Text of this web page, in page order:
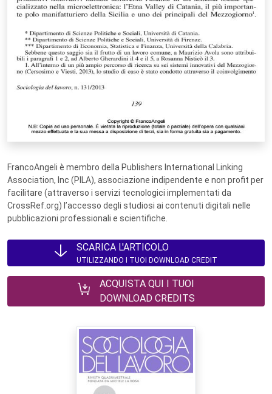
FrancoAngeli è membro della Publishers International Linking
Association, Inc (PILA), associazione indipendente e non profit per
facilitare (attraverso i servizi tecnologici implementati da
CrossRef.org) l’accesso degli studiosi ai contenuti digitali nelle
pubblicazioni professionali e scientifiche.
SCARICA L'ARTICOLO
UTILIZZANDO I TUOI DOWNLOAD CREDIT
ACQUISTA QUI I TUOI
DOWNLOAD CREDITS